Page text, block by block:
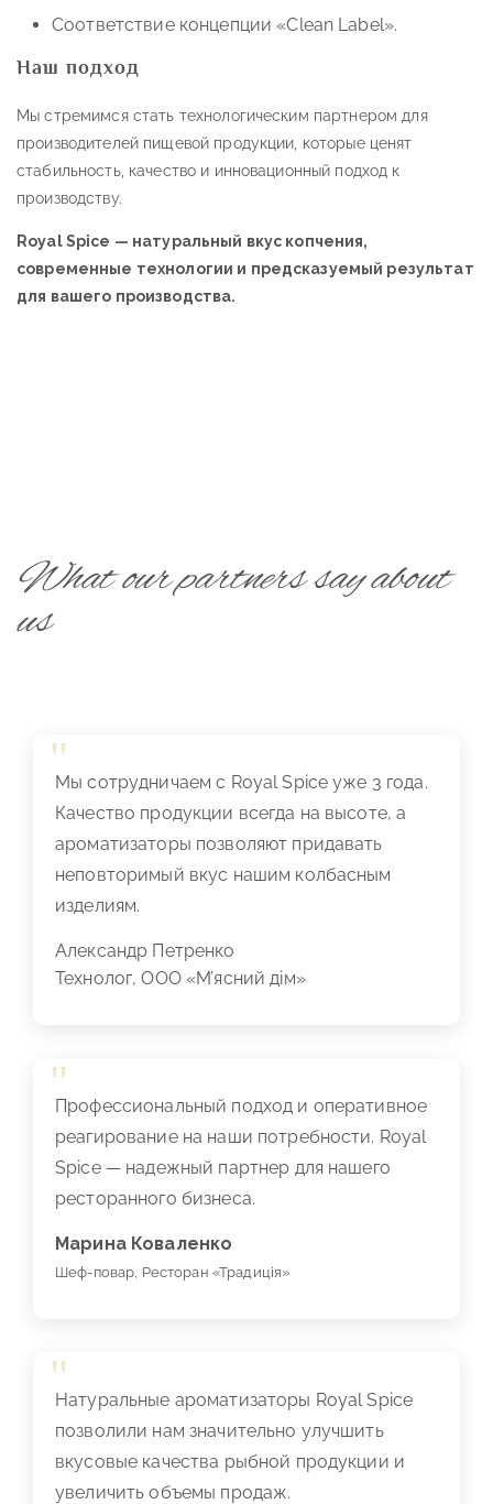
Соответствие концепции «Clean Label».
Наш подход
Мы стремимся стать технологическим партнером для
производителей пищевой продукции, которые ценят
стабильность, качество и инновационный подход к
производству.
Royal Spice — натуральный вкус копчения,
современные технологии и предсказуемый результат
для вашего производства.
What our partners say about
us
Мы сотрудничаем с Royal Spice уже 3 года.
Качество продукции всегда на высоте, а
ароматизаторы позволяют придавать
неповторимый вкус нашим колбасным
изделиям.
Александр Петренко
Технолог, ООО «М’ясний дім»
Профессиональный подход и оперативное
реагирование на наши потребности. Royal
Spice — надежный партнер для нашего
ресторанного бизнеса.
Марина Коваленко
Шеф-повар, Ресторан «Традиція»
Натуральные ароматизаторы Royal Spice
позволили нам значительно улучшить
вкусовые качества рыбной продукции и
увеличить объемы продаж.